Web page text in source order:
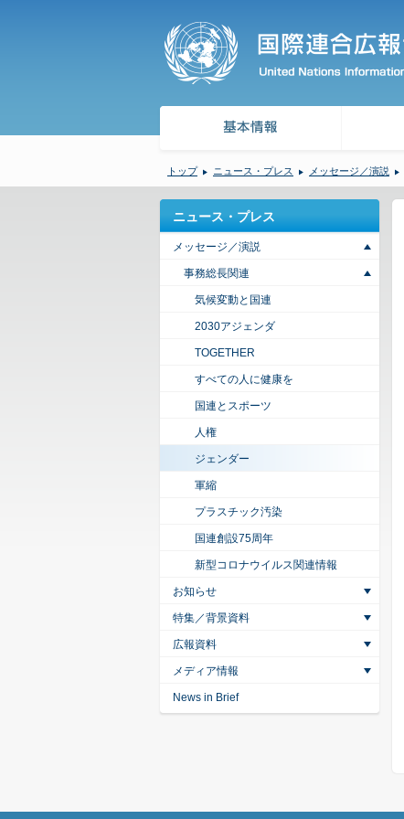
トップ ニュース・プレス メッセージ／演説
ニュース・プレス
メッセージ／演説
事務総長関連
気候変動と国連
2030アジェンダ
TOGETHER
すべての人に健康を
国連とスポーツ
人権
ジェンダー
軍縮
プラスチック汚染
国連創設75周年
新型コロナウイルス関連情報
お知らせ
特集／背景資料
広報資料
メディア情報
News in Brief